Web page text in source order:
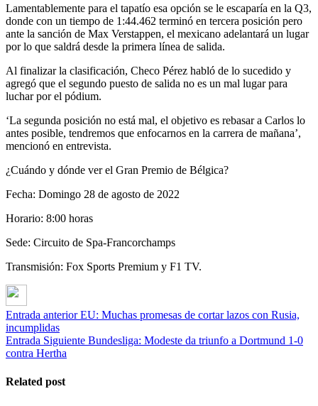
Lamentablemente para el tapatío esa opción se le escaparía en la Q3,
donde con un tiempo de 1:44.462 terminó en tercera posición pero
ante la sanción de Max Verstappen, el mexicano adelantará un lugar
por lo que saldrá desde la primera línea de salida.
Al finalizar la clasificación, Checo Pérez habló de lo sucedido y
agregó que el segundo puesto de salida no es un mal lugar para
luchar por el pódium.
‘La segunda posición no está mal, el objetivo es rebasar a Carlos lo
antes posible, tendremos que enfocarnos en la carrera de mañana’,
mencionó en entrevista.
¿Cuándo y dónde ver el Gran Premio de Bélgica?
Fecha: Domingo 28 de agosto de 2022
Horario: 8:00 horas
Sede: Circuito de Spa-Francorchamps
Transmisión: Fox Sports Premium y F1 TV.
Entrada anterior EU: Muchas promesas de cortar lazos con Rusia,
incumplidas
Entrada Siguiente Bundesliga: Modeste da triunfo a Dortmund 1-0
contra Hertha
Related post